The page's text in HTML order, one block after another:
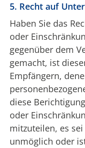
5. Recht auf
Haben Sie das
oder
gegenüber dem
gemacht, ist
Empfängern,
diese
oder
mitzuteilen, es
unmöglich oder